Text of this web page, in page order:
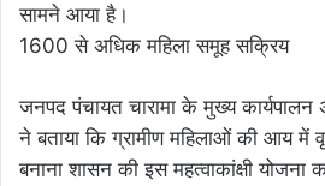
सामने आया है।
1600 से अधिक महिला समूह सक्रिय
जनपद पंचायत चारामा के मुख्य कार्यपालन
ने बताया कि ग्रामीण महिलाओं की आय में
बनाना शासन की इस महत्वाकांक्षी योजना